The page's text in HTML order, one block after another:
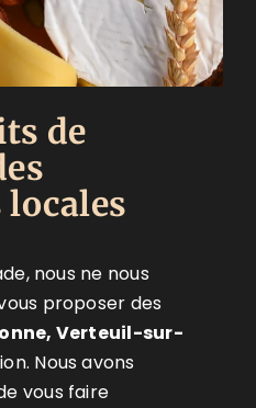
de
nous ne nous
proposer des
Verteuil-sur-
Nous avons
vous faire